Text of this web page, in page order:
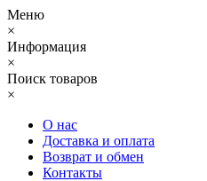
Меню
×
Информация
×
Поиск товаров
×
О нас
Доставка и оплата
Возврат и обмен
Контакты